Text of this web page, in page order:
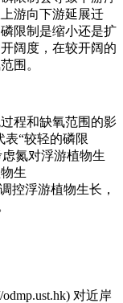
游向下游延展迁
限制是缩小还是扩
阔度，在较开阔的
围。
程和缺氧范围的影
表“较轻的磷限
氮对浮游植物生
生
控浮游植物生长，
对近岸